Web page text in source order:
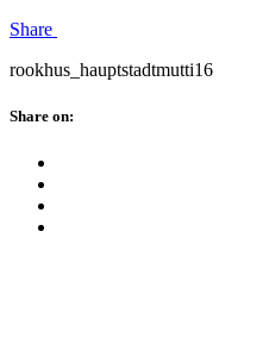
Menü
Share
rookhus_hauptstadtmutti16
Schließen
Share on: